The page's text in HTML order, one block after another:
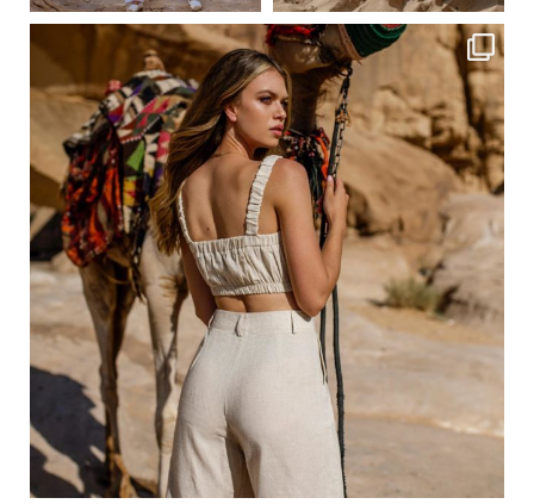
ebutikpl